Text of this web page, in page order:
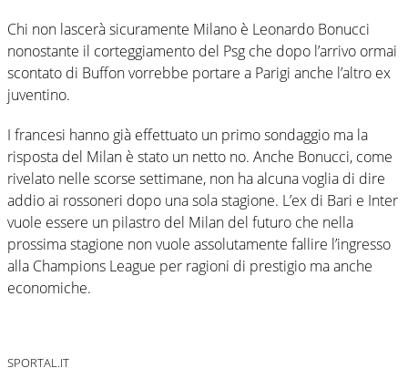
Chi non lascerà sicuramente Milano è Leonardo Bonucci
nonostante il corteggiamento del Psg che dopo l’arrivo ormai
scontato di Buffon vorrebbe portare a Parigi anche l’altro ex
juventino.
I francesi hanno già effettuato un primo sondaggio ma la
risposta del Milan è stato un netto no. Anche Bonucci, come
rivelato nelle scorse settimane, non ha alcuna voglia di dire
addio ai rossoneri dopo una sola stagione. L’ex di Bari e Inter
vuole essere un pilastro del Milan del futuro che nella
prossima stagione non vuole assolutamente fallire l’ingresso
alla Champions League per ragioni di prestigio ma anche
economiche.
SPORTAL.IT